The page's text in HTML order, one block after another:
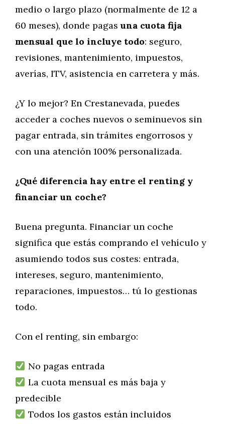
medio o largo plazo (normalmente de 12 a
60 meses), donde pagasuna cuota fija
mensual que lo incluye todo: seguro,
revisiones, mantenimiento, impuestos,
averías, ITV, asistencia en carretera y más.
¿Y lo mejor? En Crestanevada, puedes
acceder a coches nuevos o seminuevos sin
pagar entrada, sin trámites engorrosos y
con una atención 100% personalizada.
¿Qué diferencia hay entre el renting y
financiar un coche?
Buena pregunta. Financiar un coche
significa que estás comprando el vehículo y
asumiendo todos sus costes: entrada,
intereses, seguro, mantenimiento,
reparaciones, impuestos… tú lo gestionas
todo.
Con el renting, sin embargo:
No pagas entrada
La cuota mensual es más baja y
predecible
Todos los gastos están incluidos